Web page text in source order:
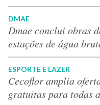
DMAE
Dmae conclui obras
estações de água
ESPORTE E LAZER
Cecoflor amplia
gratuitas para todas